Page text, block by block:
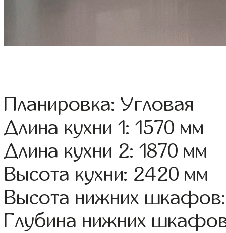
Планировка: Угловая
Длина кухни 1: 1570 мм
Длина кухни 2: 1870 мм
Высота кухни: 2420 мм
Высота нижних
Глубина нижних